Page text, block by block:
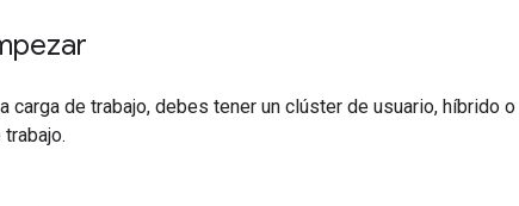
carga de trabajo, debes tener un clúster de usuario, híbrido